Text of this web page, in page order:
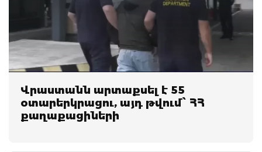
Վրաստանն արտաքսել է 55
օտարերկրացու, այդ թվում՝ ՀՀ
քաղաքացիների